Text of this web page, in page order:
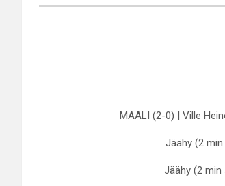
MAALI (2-0) | Ville
Jäähy (2
Jäähy (2 min